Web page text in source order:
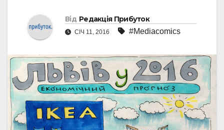
Від Редакція Прибуток
СІЧ 11, 2016 #Mediacomics